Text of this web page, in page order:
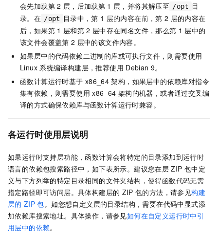
会先加载第 2 层，后加载第 1 层，并将其解压至 /opt
目
录。在 /opt 目录中，第 1 层的内容在前，第 2 层的内容在
后，如果第 1 层和第 2 层中存在同名文件，那么第 1 层中的
该文件会覆盖第 2 层中的该文件内容。
如果层中的代码依赖二进制的库或可执行文件，则需要使用
Linux 系统编译构建层，推荐使用 Debian 9。
函数计算运行时基于 x86_64 架构，如果层中的依赖库对指令
集有依赖，则需要使用 x86_64 架构的机器，或者通过交叉编
译的方式确保依赖库与函数计算运行时兼容。
各运行时使用层说明
如果运行时支持层功能， 函数计算会将特定的目录添加到运行时
语言的依赖包搜索路径中，如下表所示。建议您在层 ZIP 包中定
义与下方列举的特定目录相同的文件夹结构，使得函数代码无需
指定路径即可访问层。具体构建层的 ZIP 包的方法，请参见构建
层的 ZIP 包。如您想自定义层的目录结构，需要在代码中显式添
加依赖库搜索地址。具体操作，请参见如何在自定义运行时中引
用层中的依赖。